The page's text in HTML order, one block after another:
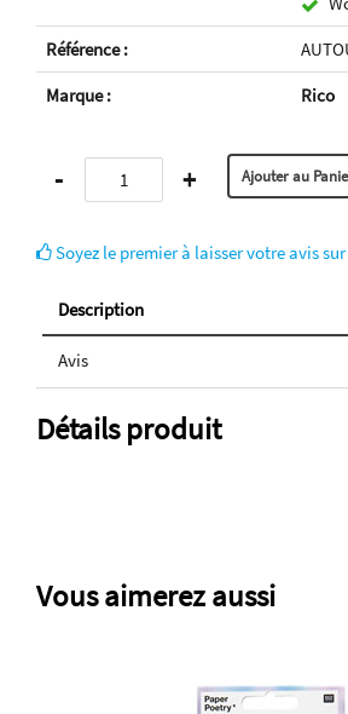
Référence :
Marque :
Rico
- +
Soyez le premier à laisser votre avis
Description
Avis
Détails produit
Vous aimerez aussi